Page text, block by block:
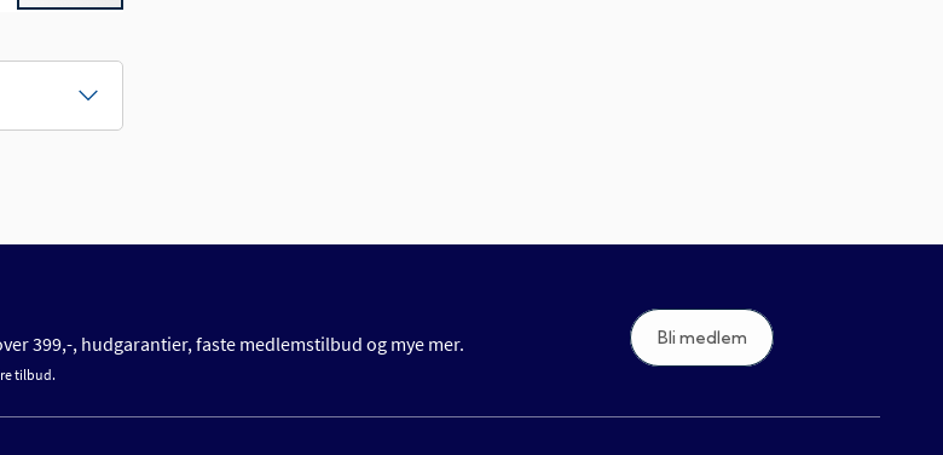
399,-, hudgarantier, faste medlemstilbud og mye mer.
tilbud.
Bli medlem